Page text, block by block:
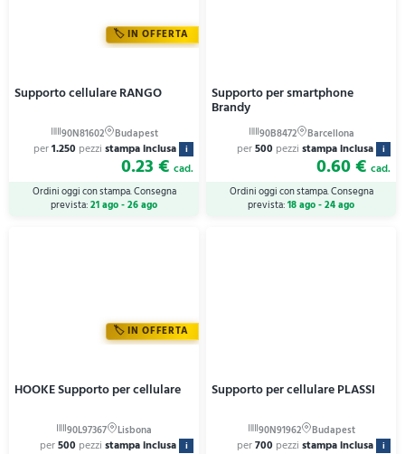
IN OFFERTA
Supporto cellulare RANGO
per1.250 pezzi stampa inclusa i
0.23 € cad.
Ordini oggi con stampa. Consegna
prevista:21 ago - 26 ago
Supporto per smartphone
Brandy
per500 pezzi stampa inclusa i
0.60 € cad.
Ordini oggi con stampa. Consegna
prevista:18 ago - 24 ago
IN OFFERTA
HOOKE Supporto per cellulare
per500 pezzi stampa inclusa i
Supporto per cellulare PLASSI
per700 pezzi stampa inclusa i